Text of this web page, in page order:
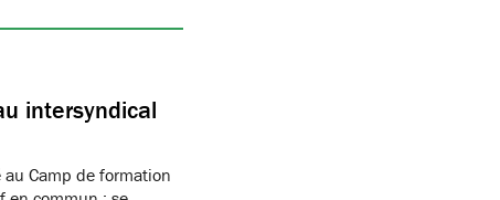
intersyndical
Camp de formation